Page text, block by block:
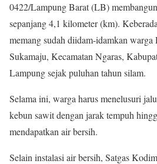
0422/Lampung Barat (LB)
sepanjang 4,1 kilometer (km).
memang sudah diidam-idamkan warga
Sukamaju, Kecamatan Ngaras,
Lampung sejak puluhan tahun silam.
Selama ini, warga harus menelusuri
kebun sawit dengan jarak tempuh
mendapatkan air bersih.
Selain instalasi air bersih, Satgas